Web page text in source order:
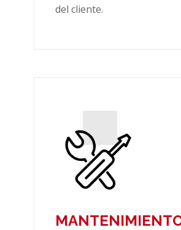
del cliente.